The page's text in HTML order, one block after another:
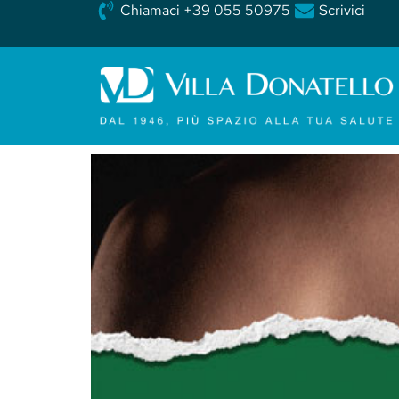
Chiamaci +39 055 50975 Scrivici